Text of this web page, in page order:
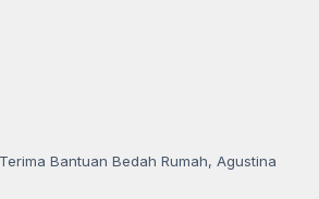
Bantuan Bedah Rumah, Agustina